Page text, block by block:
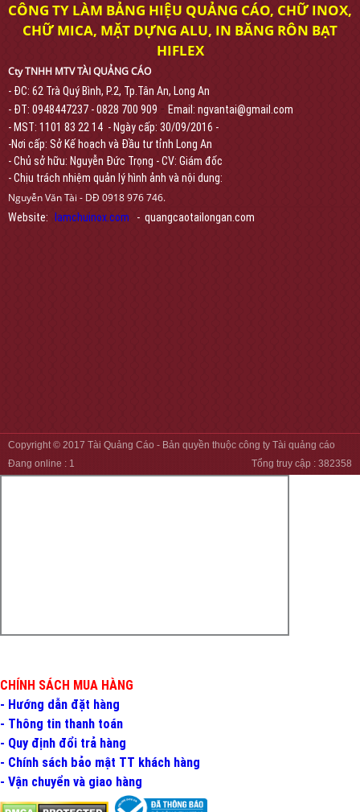
CÔNG TY LÀM BẢNG HIỆU QUẢNG CÁO, CHỮ INOX,
CHỮ MICA, MẶT DỰNG ALU, IN BĂNG RÔN BẠT
HIFLEX
Cty TNHH MTV TÀI QUẢNG CÁO
- ĐC: 62 Trà Quý Bình, P.2, Tp.Tân An, Long An
- ĐT: 0948447237 - 0828 700 909 - Email: ngvantai@gmail.com
- MST: 1101 83 22 14 - Ngày cấp: 30/09/2016 -
-Nơi cấp: Sở Kế hoạch và Đầu tư tỉnh Long An
- Chủ sở hữu: Nguyễn Đức Trọng - CV: Giám đốc
- Chịu trách nhiệm quản lý hình ảnh và nội dung:
Nguyễn Văn Tài - DĐ 0918 976 746.
Website: lamchuinox.com - quangcaotailongan.com
Copyright © 2017 Tài Quảng Cáo - Bản quyền thuộc công ty Tài quảng cáo
Tổng truy cập : 382358
Đang online : 1
CHÍNH SÁCH MUA HÀNG
- Hướng dẫn đặt hàng
- Thông tin thanh toán
- Quy định đổi trả hàng
- Chính sách bảo mật TT khách hàng
- Vận chuyển và giao hàng